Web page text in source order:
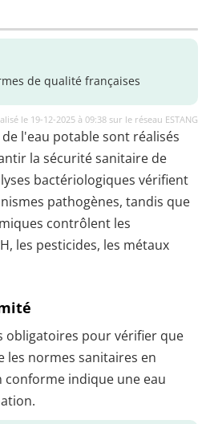
de qualité françaises
le 19-12-2025 à 09:38 sur le réseau ESTANG
l'eau potable sont réalisés
la sécurité sanitaire de
bactériologiques vérifient
pathogènes, tandis que
contrôlent les
les pesticides, les métaux
obligatoires pour vérifier que
les normes sanitaires en
indique une eau